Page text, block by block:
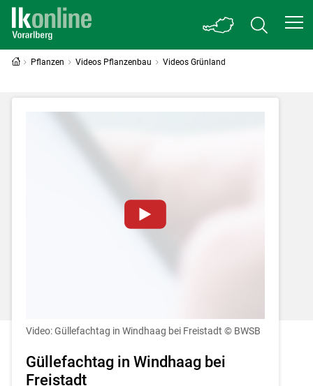
Pflanzen Videos Pflanzenbau Videos Grünland
Einstellungen jederzeit einsehen und
korrigieren
Cookies Einstellungen
Video: Güllefachtag in Windhaag bei Freistadt © BWSB
Güllefachtag in Windhaag bei
Freistadt